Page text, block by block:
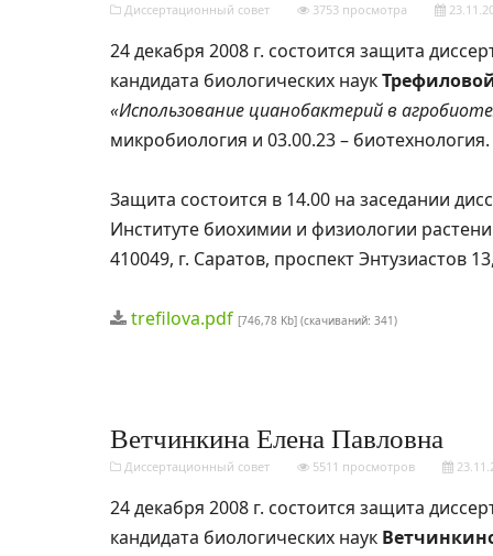
Диссертационный совет 3753 просмотра
24 декабря 2008 г. состоится защита
кандидата биологических наук
«Использование цианобактерий в
микробиология и 03.00.23 – биотехнология.
Защита состоится в 14.00 на заседании
Институте биохимии и физиологии
410049, г. Саратов, проспект Энтузиастов
trefilova.pdf [746,78 Kb] (cкачиваний: 341)
Ветчинкина Елена Павловна
Диссертационный совет 5511 просмотров
24 декабря 2008 г. состоится защита
кандидата биологических наук